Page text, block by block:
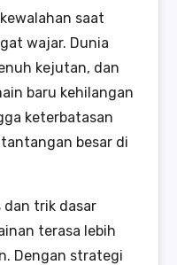
saat
wajar. Dunia
kejutan, dan
baru kehilangan
keterbatasan
besar di
dan trik dasar
terasa lebih
Dengan strategi